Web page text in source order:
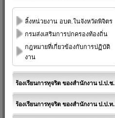
ลิ้งหน่วยงาน อบต.ในจังหวัดพิจิตร
กรมส่งเสริมการปกครองท้องถิ่น
กฎหมายที่เกี่ยวข้องกับการปฏิบัติ
งาน
ร้องเรียนการทุจริต ของสำนักงาน ป.ป.ช.
ร้องเรียนการทุจริต ของสำนักงาน ป.ป.ท.